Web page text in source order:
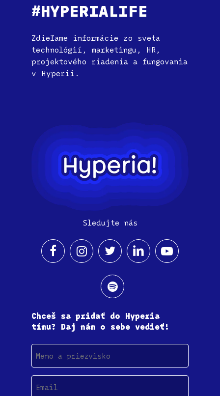
#HYPERIALIFE
Zdieľame informácie zo sveta
technológií, marketingu, HR,
projektového riadenia a fungovania
v Hyperii.
Sledujte nás
Chceš sa pridať do Hyperia
tímu? Daj nám o sebe vedieť!
priezvisko